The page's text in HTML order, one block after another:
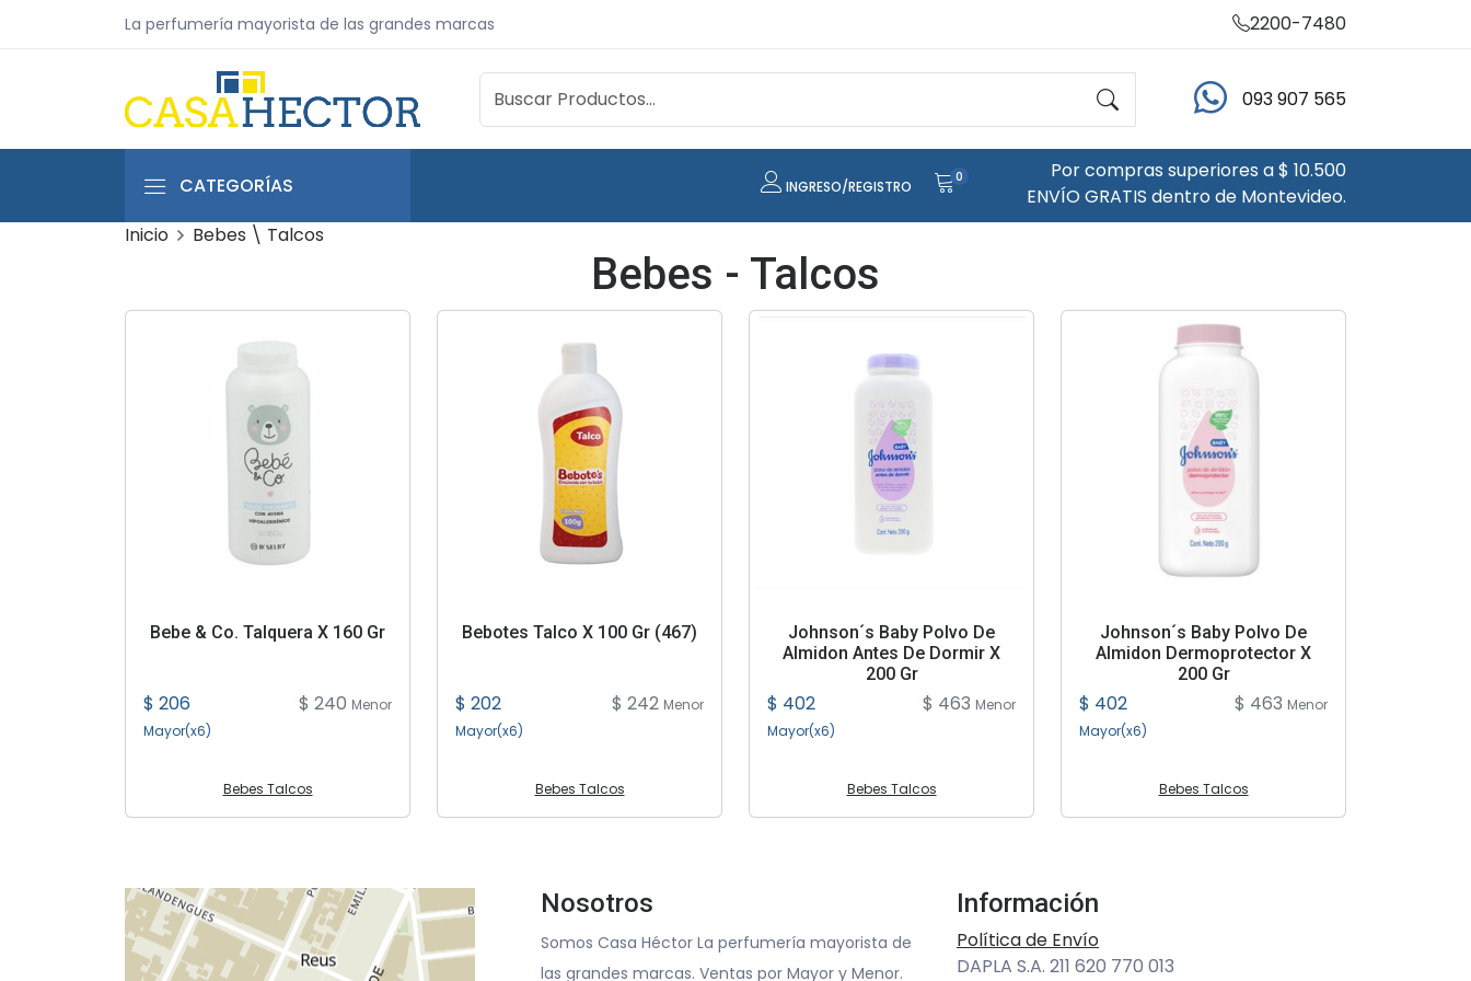
La perfumería mayorista de las grandes marcas 2200-7480
093 907 565
CATEGORÍAS INGRESO/REGISTRO
0
Por compras superiores a $ 10.500
ENVÍO GRATIS dentro de Montevideo.
Inicio
Bebes \ Talcos
Bebes - Talcos
Bebe & Co. Talquera X 160 Gr
$ 206
Mayor(x6)
$ 240 Menor
Bebes Talcos
Bebotes Talco X 100 Gr (467)
$ 202
Mayor(x6)
$ 242 Menor
Bebes Talcos
Johnson´s Baby Polvo De
Almidon Antes De Dormir X
200 Gr
$ 402
Mayor(x6)
$ 463 Menor
Bebes Talcos
Johnson´s Baby Polvo De
Almidon Dermoprotector X
200 Gr
$ 402
Mayor(x6)
$ 463 Menor
Bebes Talcos
Nosotros
Somos Casa Héctor La perfumería mayorista de
las grandes marcas. Ventas por Mayor y Menor.
Información
Política de Envío
DAPLA S.A. 211 620 770 013